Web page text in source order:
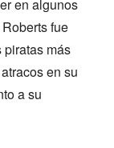
en algunos
fue
piratas más
en su
a su